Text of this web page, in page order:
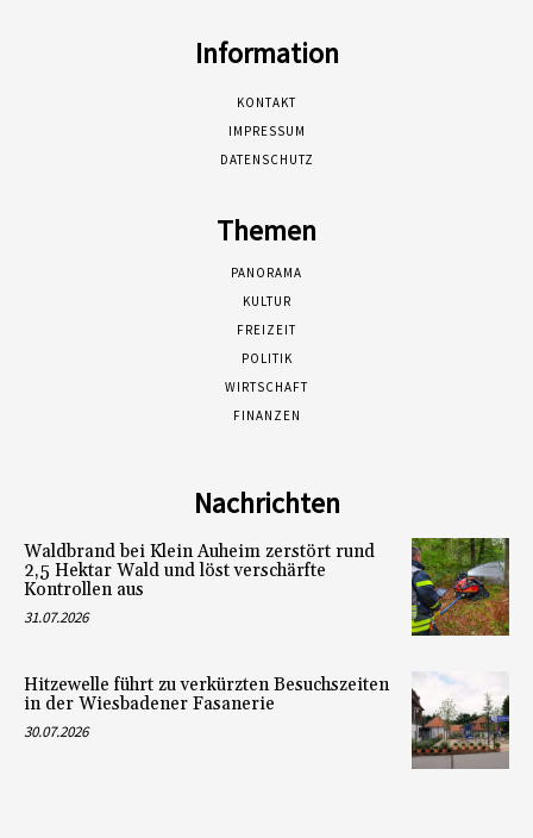
Information
KONTAKT
IMPRESSUM
DATENSCHUTZ
Themen
PANORAMA
KULTUR
FREIZEIT
POLITIK
WIRTSCHAFT
FINANZEN
Nachrichten
Waldbrand bei Klein Auheim zerstört rund
2,5 Hektar Wald und löst verschärfte
Kontrollen aus
31.07.2026
Hitzewelle führt zu verkürzten Besuchszeiten
in der Wiesbadener Fasanerie
30.07.2026